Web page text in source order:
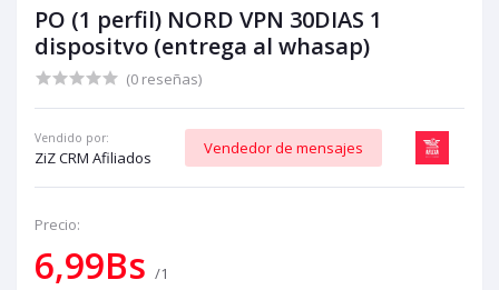
PO (1 perfil) NORD VPN 30DIAS 1
dispositvo (entrega al whasap)
(0 reseñas)
Vendido por:
ZiZ CRM Afiliados
Vendedor de mensajes
Precio:
6,99Bs /1